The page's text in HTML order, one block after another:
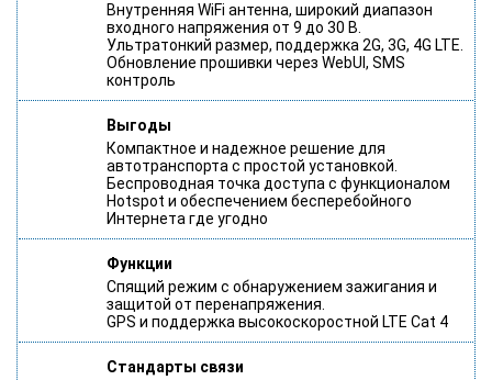
Внутренняя WiFi антенна, широкий диапазон
входного напряжения от 9 до 30 В.
Ультратонкий размер, поддержка 2G, 3G, 4G LTE.
Обновление прошивки через WebUI, SMS
контроль
Выгоды
Компактное и надежное решение для
автотранспорта с простой установкой.
Беспроводная точка доступа с функционалом
Hotspot и обеспечением бесперебойного
Интернета где угодно
Функции
Спящий режим с обнаружением зажигания и
защитой от перенапряжения.
GPS и поддержка высокоскоростной LTE Cat 4
Стандарты связи